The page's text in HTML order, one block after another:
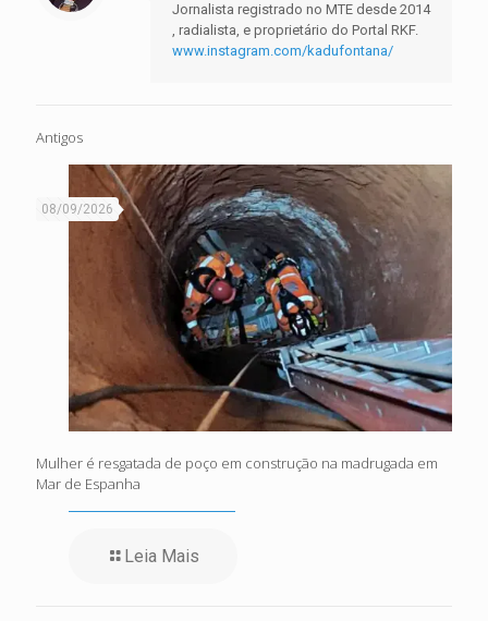
Jornalista registrado no MTE desde 2014
, radialista, e proprietário do Portal RKF.
www.instagram.com/kadufontana/
Antigos
08/09/2026
Mulher é resgatada de poço em construção na madrugada em
Mar de Espanha
Leia Mais